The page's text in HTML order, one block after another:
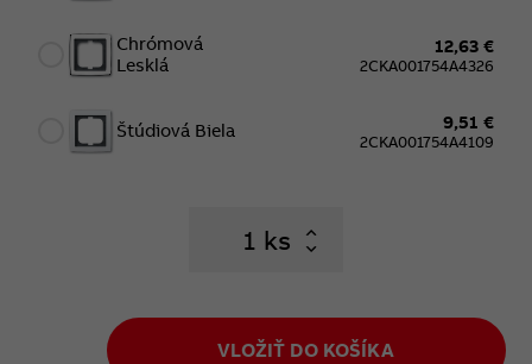
Chrómová
Lesklá
12,63 €
2CKA001754A4326
Štúdiová Biela 9,51 €
2CKA001754A4109
ks
VLOŽIŤ DO KOŠÍKA